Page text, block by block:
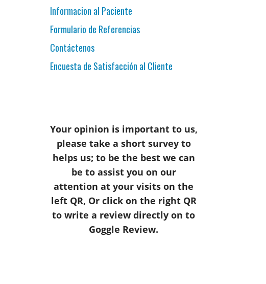
Informacion al Paciente
Formulario de Referencias
Contáctenos
Encuesta de Satisfacción al Cliente
Your opinion is important to us,
please take a short survey to
helps us; to be the best we can
be to assist you on our
attention at your visits on the
left QR, Or click on the right QR
to write a review directly on to
Goggle Review.